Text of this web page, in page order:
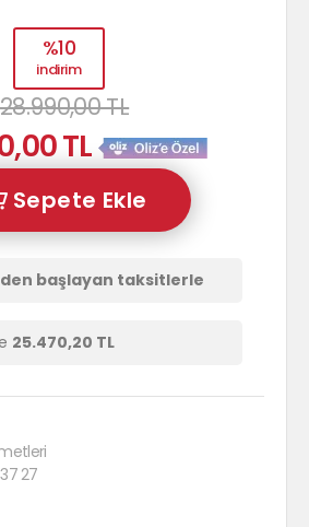
%10
indirim
28.990,00 TL
TL
Sepete Ekle
'den başlayan taksitlerle
25.470,20 TL
27